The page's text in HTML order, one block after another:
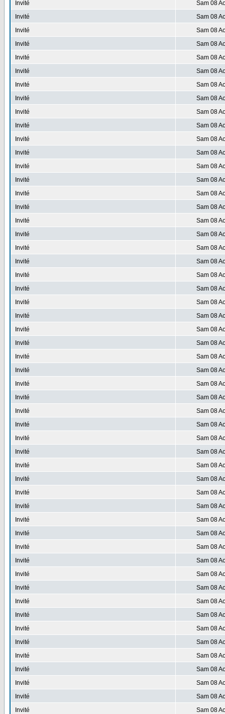
Invité
Sam 08
Invité
Sam 08
Invité
Sam 08
Invité
Sam 08
Invité
Sam 08
Invité
Sam 08
Invité
Sam 08
Invité
Sam 08
Invité
Sam 08
Invité
Sam 08
Invité
Sam 08
Invité
Sam 08
Invité
Sam 08
Invité
Sam 08
Invité
Sam 08
Invité
Sam 08
Invité
Sam 08
Invité
Sam 08
Invité
Sam 08
Invité
Sam 08
Invité
Sam 08
Invité
Sam 08
Invité
Sam 08
Invité
Sam 08
Invité
Sam 08
Invité
Sam 08
Invité
Sam 08
Invité
Sam 08
Invité
Sam 08
Invité
Sam 08
Invité
Sam 08
Invité
Sam 08
Invité
Sam 08
Invité
Sam 08
Invité
Sam 08
Invité
Sam 08
Invité
Sam 08
Invité
Sam 08
Invité
Sam 08
Invité
Sam 08
Invité
Sam 08
Invité
Sam 08
Invité
Sam 08
Invité
Sam 08
Invité
Sam 08
Invité
Sam 08
Invité
Sam 08
Invité
Sam 08
Invité
Sam 08
Invité
Sam 08
Invité
Sam 08
Invité
Sam 08
Invité
Sam 08